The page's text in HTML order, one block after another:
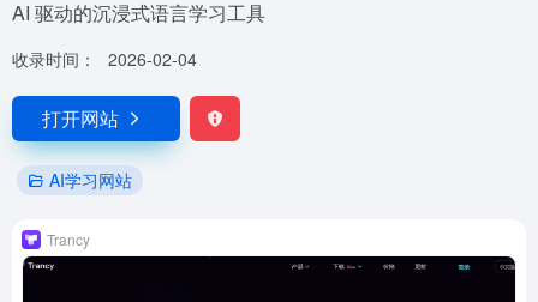
AI 驱动的沉浸式语言学习工具
收录时间： 2026-02-04
打开网站
AI学习网站
Trancy